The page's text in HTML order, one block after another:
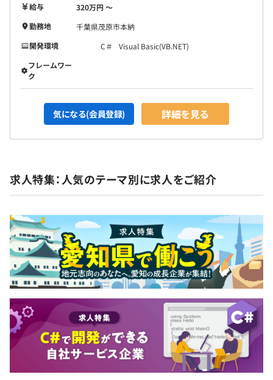
3カ月（試用期間中、労働条件に変更等ございません）
給与
320万円 〜
勤務地
千葉県茂原市本納
開発環境
C＃
Visual Basic(VB.NET)
フレームワー
ク
気になる(会員登録) 詳細を見る
求人特集：人気のテーマ別に求人をご紹介